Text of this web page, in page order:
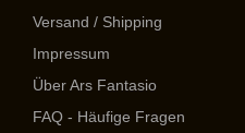
Versand / Shipping
Impressum
Über Ars Fantasio
FAQ - Häufige Fragen